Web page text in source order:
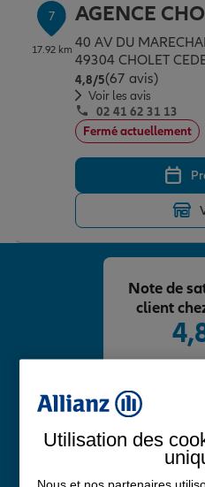
7
17.92 km
AGENCE
40 AV DU
49304 CHOLET
4,8/5Note de 4.8 sur 5
(67 avis)
Voir les avis
02 41 62 31 13
Fermé actuellement
Note de
client
Utilisation des
Nous et nos partenaires